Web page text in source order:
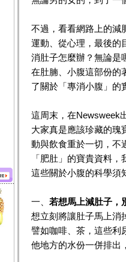
不過，看看網路上的減
運動、從心理，最後的
消肚子怎麼辦？無論是
在肚腩、小腹這部份的
了關於「專消小腹」的
這周末，在Newsweek
大家真是應該珍藏的瑰
動與飲食重於一切，不
「肥肚」的寶貴資料
這些關於小腹的科學須
一、 若想馬上減肚子，
想立刻將讓肚子馬上消
譬如咖啡、茶，這些利
他地方的水份一併排出